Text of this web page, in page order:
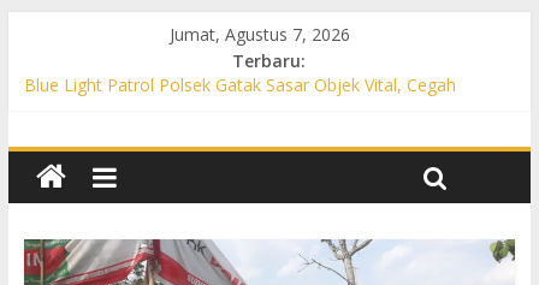
Jumat, Agustus 7, 2026
Terbaru:
Blue Light Patrol Polsek Gatak Sasar Objek Vital, Cegah
Permukiman, Antisipasi 3C dan Gangguan Kamtibmas
Patroli KRYD Polsek Baki Sisir Titik Rawan, Cegah 3C hingga
Patroli Blue Light Polsek Nguter Sasar Perbankan hingga
Permukiman, Antisipasi 3C dan Gangguan Kamtibmas